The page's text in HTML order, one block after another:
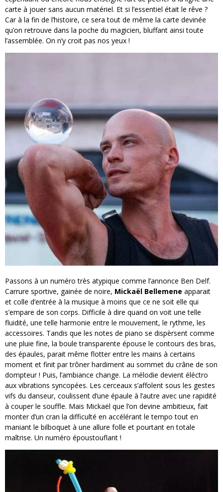
carte à jouer sans aucun matériel. Et si l’essentiel était le rêve ?
Car à la fin de l’histoire, ce sera tout de même la carte devinée
qu’on retrouve dans la poche du magicien, bluffant ainsi toute
l’assemblée. On n’y croit pas nos yeux !
Passons à un numéro très atypique comme l’annonce Ben Delf.
Carrure sportive, gainée de noire, Mickaël Bellemene apparait
et colle d’entrée à la musique à moins que ce ne soit elle qui
s’empare de son corps. Difficile à dire quand on voit une telle
fluidité, une telle harmonie entre le mouvement, le rythme, les
accessoires. Tandis que les notes de piano se dispèrsent comme
une pluie fine, la boule transparente épouse le contours des bras,
des épaules, parait même flotter entre les mains à certains
moment et finit par trôner hardiment au sommet du crâne de son
dompteur ! Puis, l’ambiance change. La mélodie devient éléctro
aux vibrations syncopées. Les cerceaux s’affolent sous les gestes
vifs du danseur, coulissent d’une épaule à l’autre avec une rapidité
à couper le souffle. Mais Mickaël que l’on devine ambitieux, fait
monter d’un cran la difficulté en accélérant le tempo tout en
maniant le bilboquet à une allure folle et pourtant en totale
maîtrise. Un numéro époustouflant !